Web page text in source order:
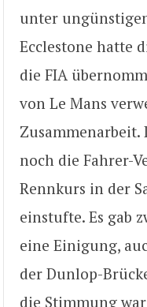
unter
Ecclestone hatte
die FIA
von Le Mans
Zusammenarbeit.
noch die Fahrer-
Rennkurs in der
einstufte. Es gab
eine Einigung,
der Dunlop-
die Stimmung